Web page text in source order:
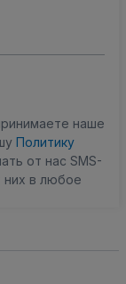
наше
Политику
от нас SMS-
них в любое